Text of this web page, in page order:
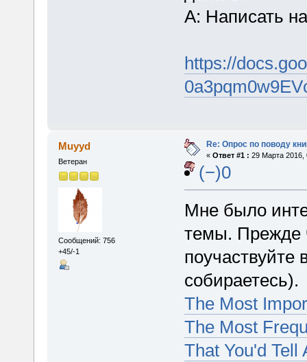
A: Написать
https://
Muyyd
Ветеран
Сообщений: 756
+45/-1
Re: Опрос по поводу
« Ответ #1 : 29 Марта 2016,
(−)0
Мне было
темы. Прежде
собираетесь).
The Most
The Most
That You'd Tell